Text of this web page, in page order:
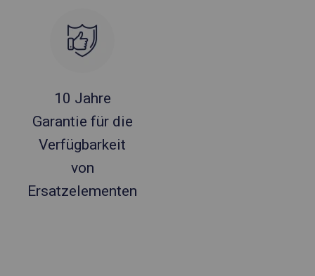
10 Jahre
Garantie für die
Verfügbarkeit
von
Ersatzelementen